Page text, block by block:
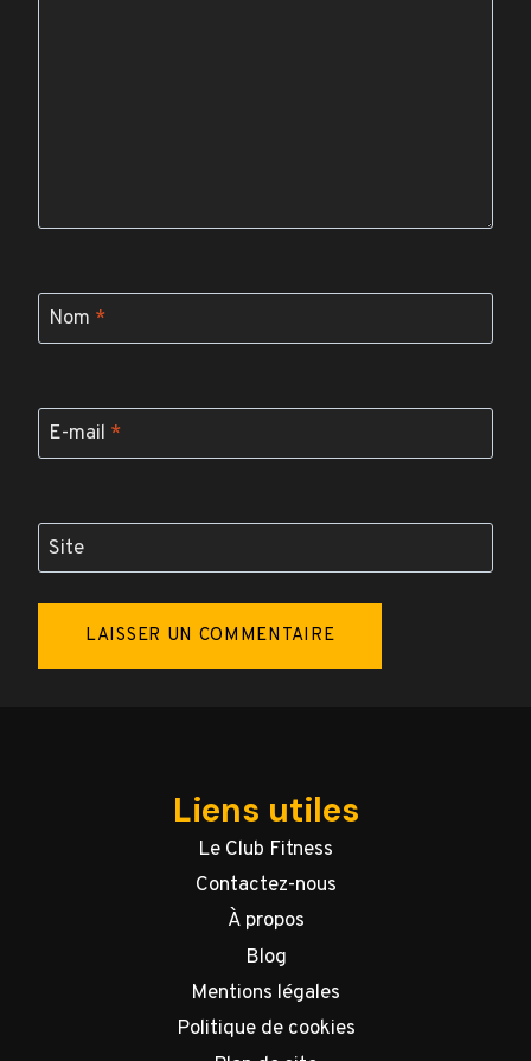
Nom *
E-mail *
Site
Liens utiles
Le Club Fitness
Contactez-nous
À propos
Blog
Mentions légales
Politique de cookies